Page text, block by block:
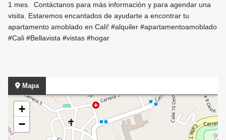
1 mes. Contáctanos para más información y para agendar una
visita. Estaremos encantados de ayudarte a encontrar tu
apartamento amoblado en Cali! #alquiler #apartamentoamoblado
#Cali #Bellavista #vistas #hogar
Mapa
+
−